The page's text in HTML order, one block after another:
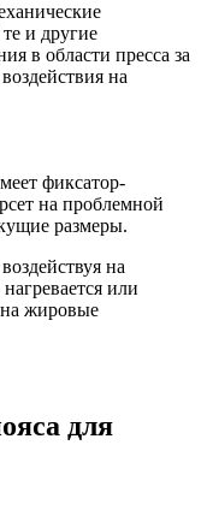
и другие
в области пресса за
на
фиксатор-
на проблемной
размеры.
на
или
на жировые
для